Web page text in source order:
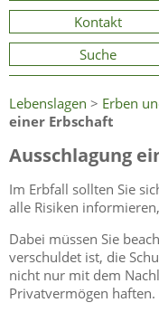
Kontakt
Suche
Lebenslagen > Erben
einer Erbschaft
Ausschlagung
Im Erbfall sollten Sie
alle Risiken
Dabei müssen Sie
verschuldet ist, die
nicht nur mit dem
Privatvermögen haften.